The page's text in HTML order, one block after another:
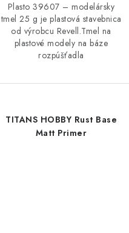
Plasto 39607 – modelársky
tmel 25 g je plastová stavebnica
od výrobcu Revell.Tmel na
plastové modely na báze
rozpúšťadla
TITANS HOBBY Rust Base
Matt Primer